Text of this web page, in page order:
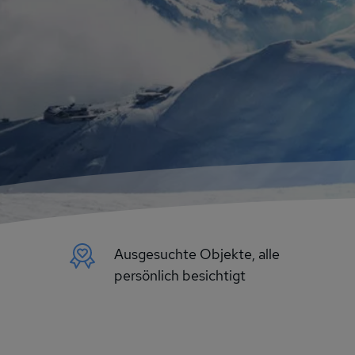
Ausgesuchte Objekte, alle
persönlich besichtigt